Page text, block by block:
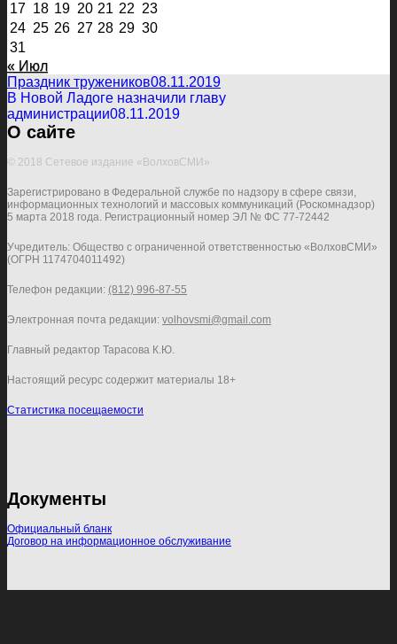
17 18 19 20 21 22 23
24 25 26 27 28 29 30
31
« Июл
Праздник тружеников08.11.2019
В Новой Ладоге назначили главу
администрации08.11.2019
О сайте
© 2018 Сетевое издание «ВолховСМИ»
Зарегистрировано в Федеральной службе по надзору в сфере связи,
информационных технологий и массовых коммуникаций (Роскомнадзор)
5 марта 2018 года. Регистрационный номер ЭЛ № ФС 77-72442
Учредитель: Общество с ограниченной ответственностью «ВолховСМИ»
(ОГРН 1174704011492)
Телефон редакции: (812) 996-87-55
Электронная почта редакции: volhovsmi@gmail.com
Главный редактор Тарасова К.Ю.
Настоящий ресурс содержит материалы 18+
Статистика посещаемости
Документы
Официальный бланк
Договор на информационное обслуживание